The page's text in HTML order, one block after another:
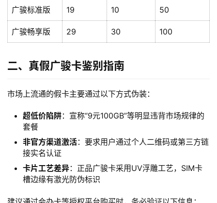
广骏标准版 19 10 50
广骏畅享版 29 30 100
二、真假广骏卡鉴别指南
市场上流通的假卡主要通过以下方式伪装：
超低价陷阱：宣称“9元100GB”等明显违背市场规律的
套餐
非官方渠道激活：要求用户通过个人二维码或第三方链
接实名认证
卡片工艺差异：正品广骏卡采用UV浮雕工艺，SIM卡
槽边缘有激光防伪标识